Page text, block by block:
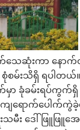
သေဆုံးကာ နော
မ်းသိရှိ ရပါတယ်။
ာ ခုံခမ်းရပ်ကွက်ရှိ
ျရောက်ပေါက်ကွဲခဲ့
သမီး ဒေါ်ဖြူဖြူ